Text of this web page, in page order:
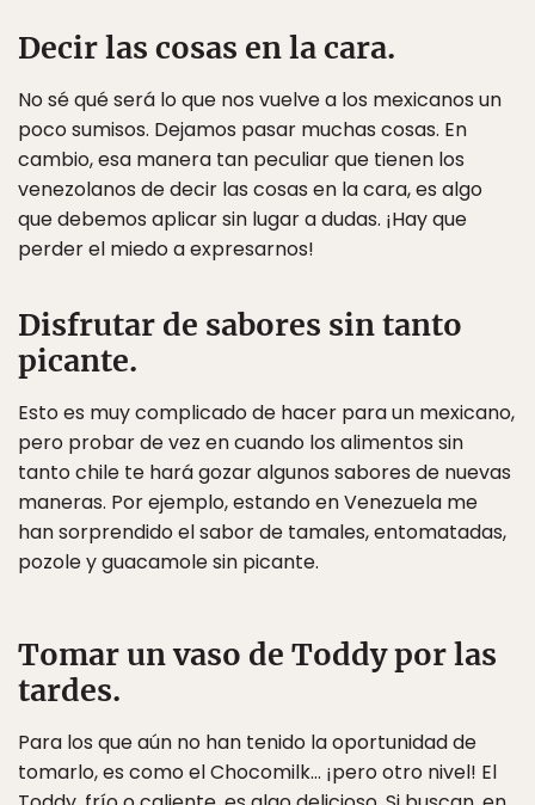
Decir las cosas en la cara.
No sé qué será lo que nos vuelve a los mexicanos un
poco sumisos. Dejamos pasar muchas cosas. En
cambio, esa manera tan peculiar que tienen los
venezolanos de decir las cosas en la cara, es algo
que debemos aplicar sin lugar a dudas. ¡Hay que
perder el miedo a expresarnos!
Disfrutar de sabores sin tanto
picante.
Esto es muy complicado de hacer para un mexicano,
pero probar de vez en cuando los alimentos sin
tanto chile te hará gozar algunos sabores de nuevas
maneras. Por ejemplo, estando en Venezuela me
han sorprendido el sabor de tamales, entomatadas,
pozole y guacamole sin picante.
Tomar un vaso de Toddy por las
tardes.
Para los que aún no han tenido la oportunidad de
tomarlo, es como el Chocomilk… ¡pero otro nivel! El